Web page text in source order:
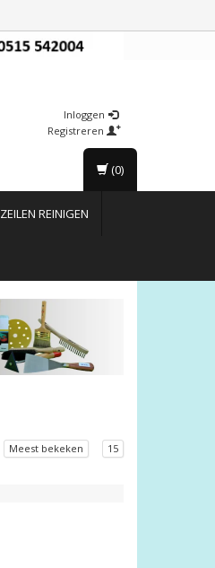
Inloggen
Registreren
ZEILEN REINIGEN
(0)
Meest bekeken 15